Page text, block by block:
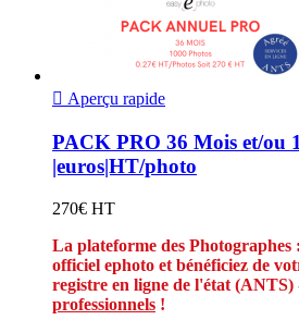
 Aperçu rapide
PACK PRO 36 Mois et/ou
|euros|HT/photo
270€ HT
La plateforme des Photographes
officiel ephoto et bénéficiez de
registre en ligne de l'état (ANTS)
professionnels !